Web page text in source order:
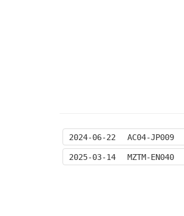
2024-06-22 AC04-JP009
2025-03-14 MZTM-EN040